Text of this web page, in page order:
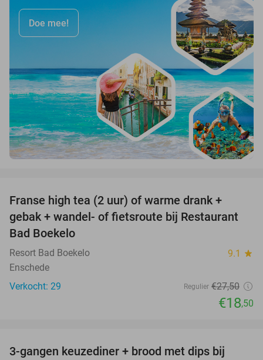
Doe mee!
Franse high tea (2 uur) of warme drank +
gebak + wandel- of fietsroute bij Restaurant
Bad Boekelo
Resort Bad Boekelo 9.1 star
Enschede
Verkocht: 29
Regulier €27,50
€18,50
3-gangen keuzediner + brood met dips bij